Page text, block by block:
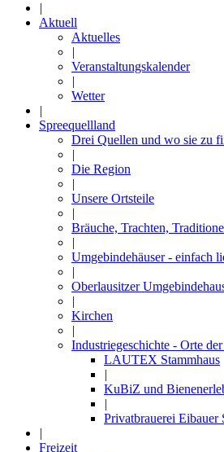
|
Aktuell
Aktuelles
|
Veranstaltungskalender
|
Wetter
|
Spreequellland
Drei Quellen und wo sie zu
|
Die Region
|
Unsere Ortsteile
|
Bräuche, Trachten,
|
Umgebindehäuser - einfach
|
Oberlausitzer
|
Kirchen
|
Industriegeschichte - Orte
LAUTEX Stammhaus
|
KuBiZ und
|
Privatbrauerei Eibauer
|
Freizeit